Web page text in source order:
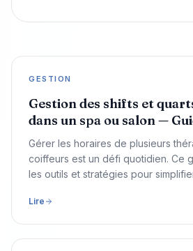
GESTION
Gestion des shifts et
dans un spa ou salon —
Gérer les horaires de plusieurs
coiffeurs est un défi quotidien. Ce
les outils et stratégies pour
Lire